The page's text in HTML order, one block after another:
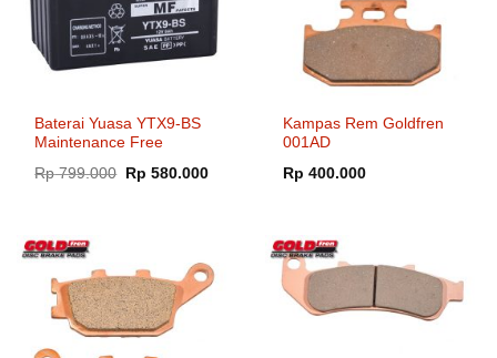
Baterai Yuasa YTX9-BS
Maintenance Free
Rp799.000 Harga
aslinya
Rp 580.000Harga
Kampas Rem Goldfren
001AD
Rp 400.000